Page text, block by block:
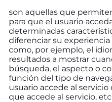
son aquellas que
para que el usuario
determinadas
diferenciar su
como, por ejemplo, el
resultados a mostrar
búsqueda, el aspecto o
función del tipo de
usuario accede al
que accede al servicio, etc